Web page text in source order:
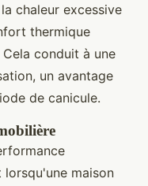
chaleur excessive
thermique
conduit à une
un avantage
de canicule.
lorsqu'une maison